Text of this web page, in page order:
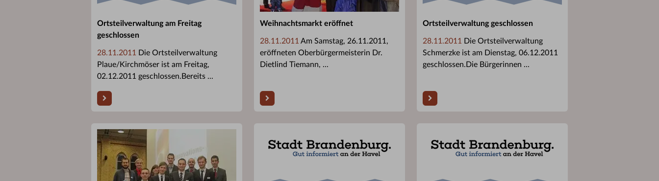
Ortsteilverwaltung am Freitag
geschlossen
28.11.2011
Die Ortsteilverwaltung
Plaue/Kirchmöser ist am Freitag,
02.12.2011 geschlossen.Bereits ...
Weihnachtsmarkt eröffnet
28.11.2011 Am Samstag, 26.11.2011,
eröffneten Oberbürgermeisterin Dr.
Dietlind Tiemann, ...
Ortsteilverwaltung geschlossen
28.11.2011
Die Ortsteilverwaltung
Schmerzke ist am Dienstag, 06.12.2011
geschlossen.Die Bürgerinnen ...